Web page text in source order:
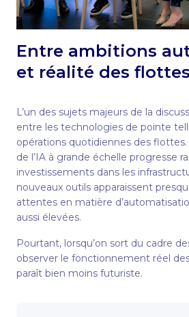
Entre ambitions
et réalité des flottes
L’un des sujets majeurs de la
entre les technologies de pointe
opérations quotidiennes des
de l’IA à grande échelle progresse
investissements dans les
nouveaux outils apparaissent
attentes en matière
aussi élevées.
Pourtant, lorsqu’on sort du cadre
observer le fonctionnement réel
paraît bien moins futuriste.